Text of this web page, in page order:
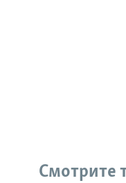
Смотрите